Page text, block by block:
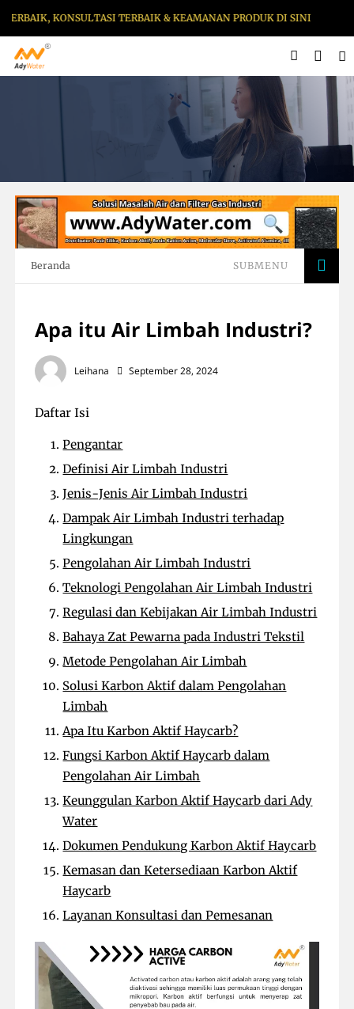
KONSULTASI TERBAIK & KEAMANAN PRODUK DI SINI
Beranda SUBMENU
Apa itu Air Limbah Industri?
Leihana September 28, 2024
Daftar Isi
Pengantar
Definisi Air Limbah Industri
Jenis-Jenis Air Limbah Industri
Dampak Air Limbah Industri terhadap
Lingkungan
Pengolahan Air Limbah Industri
Teknologi Pengolahan Air Limbah Industri
Regulasi dan Kebijakan Air Limbah Industri
Bahaya Zat Pewarna pada Industri Tekstil
Metode Pengolahan Air Limbah
Solusi Karbon Aktif dalam Pengolahan
Limbah
Apa Itu Karbon Aktif Haycarb?
Fungsi Karbon Aktif Haycarb dalam
Pengolahan Air Limbah
Keunggulan Karbon Aktif Haycarb dari Ady
Water
Dokumen Pendukung Karbon Aktif Haycarb
Kemasan dan Ketersediaan Karbon Aktif
Haycarb
Layanan Konsultasi dan Pemesanan